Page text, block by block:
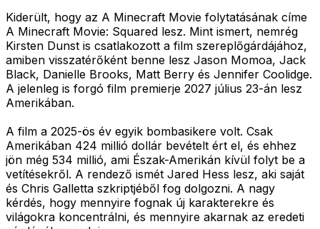
Kiderült, hogy az A Minecraft Movie folytatásának címe
A Minecraft Movie: Squared lesz. Mint ismert, nemrég
Kirsten Dunst is csatlakozott a film szereplőgárdájához,
amiben visszatérőként benne lesz Jason Momoa, Jack
Black, Danielle Brooks, Matt Berry és Jennifer Coolidge.
A jelenleg is forgó film premierje 2027 július 23-án lesz
Amerikában.
A film a 2025-ös év egyik bombasikere volt. Csak
Amerikában 424 millió dollár bevételt ért el, és ehhez
jön még 534 millió, ami Észak-Amerikán kívül folyt be a
vetítésekről. A rendező ismét Jared Hess lesz, aki saját
és Chris Galletta szkriptjéből fog dolgozni. A nagy
kérdés, hogy mennyire fognak új karakterekre és
világokra koncentrálni, és mennyire akarnak az eredeti